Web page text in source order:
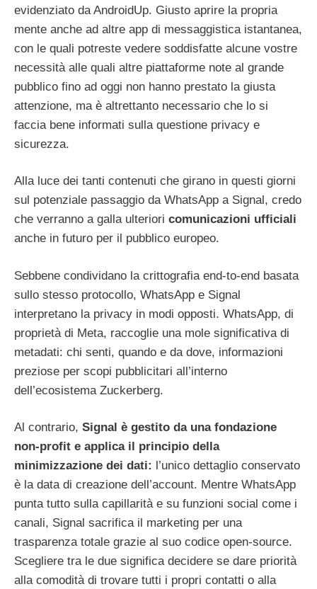
evidenziato da AndroidUp. Giusto aprire la propria
mente anche ad altre app di messaggistica istantanea,
con le quali potreste vedere soddisfatte alcune vostre
necessità alle quali altre piattaforme note al grande
pubblico fino ad oggi non hanno prestato la giusta
attenzione, ma è altrettanto necessario che lo si
faccia bene informati sulla questione privacy e
sicurezza.
Alla luce dei tanti contenuti che girano in questi giorni
sul potenziale passaggio da WhatsApp a Signal, credo
che verranno a galla ulteriori comunicazioni ufficiali
anche in futuro per il pubblico europeo.
Sebbene condividano la crittografia end-to-end basata
sullo stesso protocollo, WhatsApp e Signal
interpretano la privacy in modi opposti. WhatsApp, di
proprietà di Meta, raccoglie una mole significativa di
metadati: chi senti, quando e da dove, informazioni
preziose per scopi pubblicitari all’interno
dell’ecosistema Zuckerberg.
Al contrario, Signal è gestito da una fondazione
non-profit e applica il principio della
minimizzazione dei dati:
l’unico dettaglio conservato
è la data di creazione dell’account. Mentre WhatsApp
punta tutto sulla capillarità e su funzioni social come i
canali, Signal sacrifica il marketing per una
trasparenza totale grazie al suo codice open-source.
Scegliere tra le due significa decidere se dare priorità
alla comodità di trovare tutti i propri contatti o alla